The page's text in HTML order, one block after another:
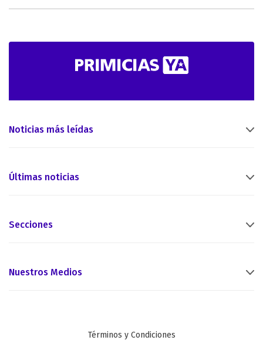
Noticias más leídas
Últimas noticias
Secciones
Nuestros Medios
Términos y Condiciones